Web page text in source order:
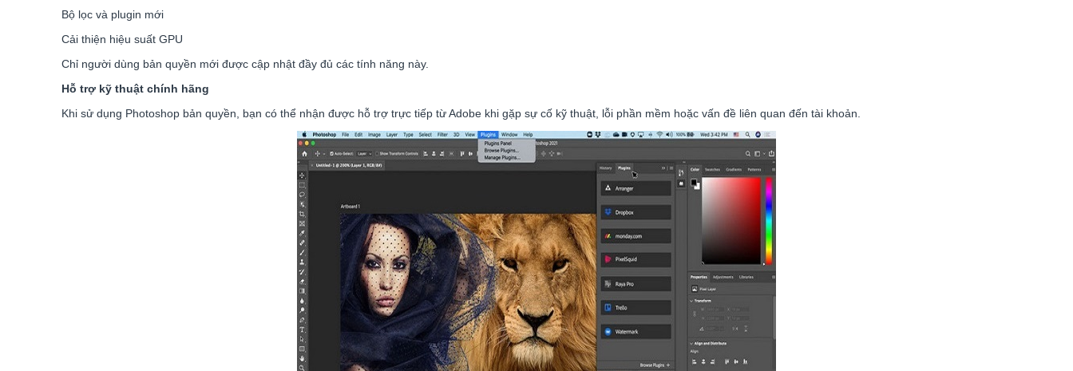
Bộ lọc và plugin mới
Cải thiện hiệu suất GPU
Chỉ người dùng bản quyền mới được cập nhật đầy đủ các tính năng này.
Hỗ trợ kỹ thuật chính hãng
Khi sử dụng Photoshop bản quyền, bạn có thể nhận được hỗ trợ trực tiếp từ Adobe khi gặp sự cố kỹ thuật, lỗi phần mềm hoặc vấn đề liên quan đến tài khoản.